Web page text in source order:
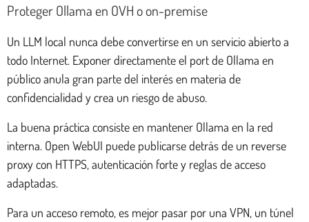
Proteger Ollama en OVH o on-premise
Un LLM local nunca debe convertirse en un servicio abierto a
todo Internet. Exponer directamente el port de Ollama en
público anula gran parte del interés en materia de
confidencialidad y crea un riesgo de abuso.
La buena práctica consiste en mantener Ollama en la red
interna. Open WebUI puede publicarse detrás de un reverse
proxy con HTTPS, autenticación forte y reglas de acceso
adaptadas.
Para un acceso remoto, es mejor pasar por una VPN, un túnel